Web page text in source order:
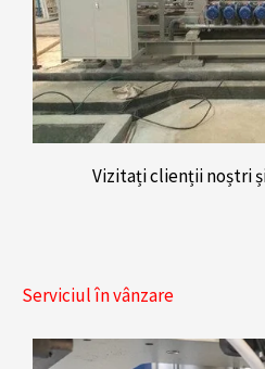
Vizitați clienții noștri
Serviciul în vânzare